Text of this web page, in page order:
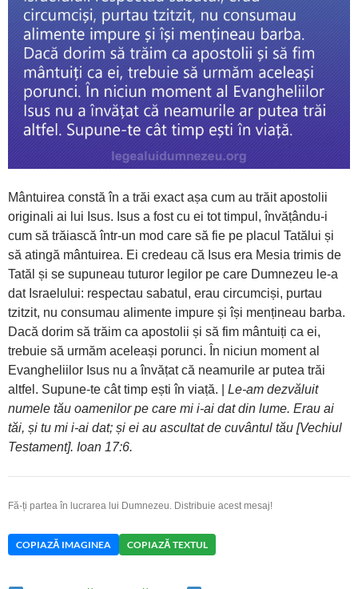
Mântuirea constă în a trăi exact așa cum au trăit apostolii
originali ai lui Isus. Isus a fost cu ei tot timpul, învățându-i
cum să trăiască într-un mod care să fie pe placul Tatălui și
să atingă mântuirea. Ei credeau că Isus era Mesia trimis de
Tatăl și se supuneau tuturor legilor pe care Dumnezeu le-a
dat Israelului: respectau sabatul, erau circumciși, purtau
tzitzit, nu consumau alimente impure și își mențineau barba.
Dacă dorim să trăim ca apostolii și să fim mântuiți ca ei,
trebuie să urmăm aceleași porunci. În niciun moment al
Evangheliilor Isus nu a învățat că neamurile ar putea trăi
altfel. Supune-te cât timp ești în viață. | Le-am dezvăluit
numele tău oamenilor pe care mi i-ai dat din lume. Erau ai
tăi, și tu mi i-ai dat; și ei au ascultat de cuvântul tău [Vechiul
Testament]. Ioan 17:6.
Fă-ți partea în lucrarea lui Dumnezeu. Distribuie acest mesaj!
COPIAZĂ IMAGINEA COPIAZĂ TEXTUL